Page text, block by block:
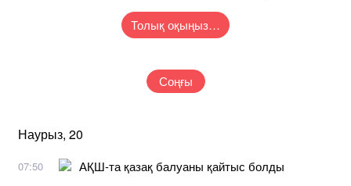
Толық оқыңыз…
Соңғы
Наурыз, 20
07:50 АҚШ-та қазақ балуаны қайтыс болды